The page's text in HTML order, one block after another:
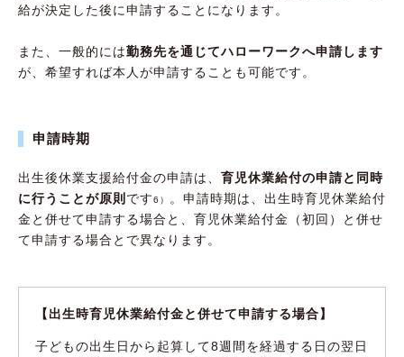
給が決定した後に申請することになります。
また、一般的には勤務先を通じてハローワークへ申請します
が、希望すれば本人が申請することも可能です。
申請時期
出生後休業支援給付金の申請は、 育児休業給付の申請と同時
に行うことが原則 です6）
。申請時期は、出生時育児休業給付
金と併せて申請する場合と、育児休業給付金（初回）と併せ
て申請する場合とで異なります。
【出生時育児休業給付金と併せて申請する場合】
子どもの出生日から起算して8週間を経過する日の翌日